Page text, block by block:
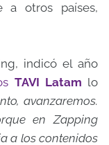
a otros países,
indicó el año
TAVI Latam lo
avanzaremos.
en Zapping
a los contenidos